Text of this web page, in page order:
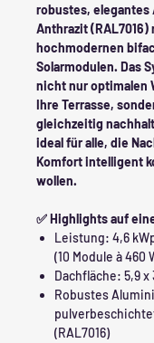
robustes, elegantes
Anthrazit (RAL7016)
hochmodernen
Solarmodulen. Das
nicht nur optimalen
Ihre Terrasse,
gleichzeitig
ideal für alle, die
Komfort intelligent
wollen.
✅ Highlights auf
Leistung: 4,6
(10 Module à 460
Dachfläche: 5,9 x
Robustes
(RAL7016)